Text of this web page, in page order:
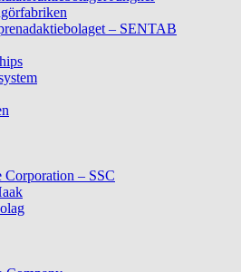
– SENTAB
Corporation – SSC